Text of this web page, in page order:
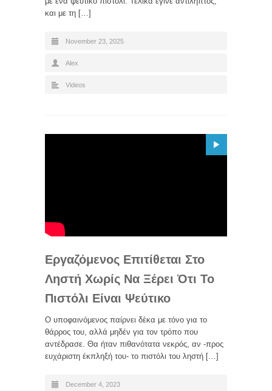
και με τη […]
November 23, 2025
Alex
Videos
Εργαζόμενος Επιτίθεται Στο
Ληστή Χωρίς Να Ξέρει Ότι Το
Πιστόλι Είναι Ψεύτικο
Ο υποφαινόμενος παίρνει δέκα με τόνο για το
θάρρος του, αλλά μηδέν για τον τρόπο που
αντέδρασε. Θα ήταν πιθανότατα νεκρός, αν -προς
ευχάριστη έκπληξή του- το πιστόλι του ληστή […]
December 4, 2023